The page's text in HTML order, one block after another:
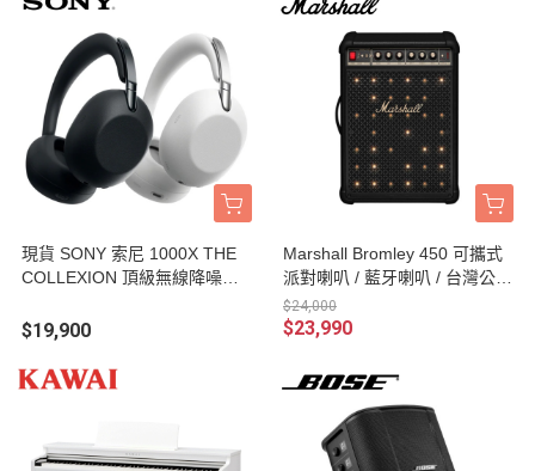
現貨 SONY 索尼 1000X THE
COLLEXION 頂級無線降噪耳
固
$19,900
Marshall Bromley 450 可攜式
派對喇叭 / 藍牙喇叭 / 台灣公司
貨保固
$24,000
$23,990